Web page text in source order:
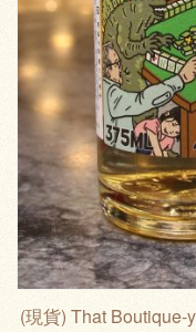
(現貨) That Boutique-